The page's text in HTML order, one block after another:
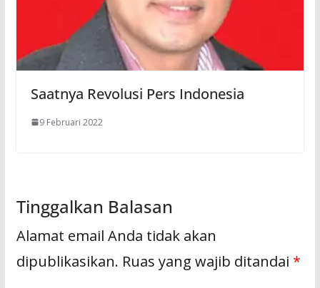
Saatnya Revolusi Pers Indonesia
9 Februari 2022
Tinggalkan Balasan
Alamat email Anda tidak akan
dipublikasikan. Ruas yang wajib ditandai *